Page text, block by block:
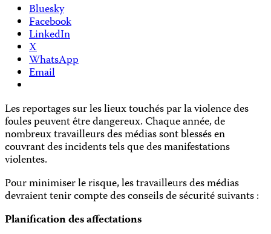
Bluesky
Facebook
LinkedIn
X
WhatsApp
Email
Les reportages sur les lieux touchés par la violence des
foules peuvent être dangereux. Chaque année, de
nombreux travailleurs des médias sont blessés en
couvrant des incidents tels que des manifestations
violentes.
Pour minimiser le risque, les travailleurs des médias
devraient tenir compte des conseils de sécurité suivants :
Planification des affectations